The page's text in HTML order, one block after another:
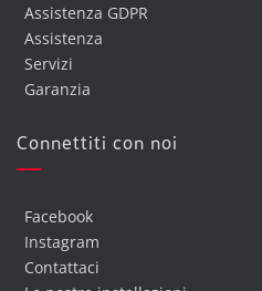
Assistenza GDPR
Assistenza
Servizi
Garanzia
Connettiti con noi
Facebook
Instagram
Contattaci